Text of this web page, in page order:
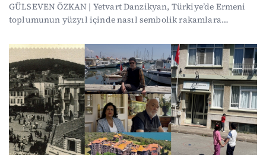
GÜLSEVEN ÖZKAN | Yetvart Danzikyan, Türkiye’de Ermeni
toplumunun yüzyıl içinde nasıl sembolik rakamlara
uzanan görünmez yasakları, milliyetçi nefret söylemini ve
Hrant Dink cinayetinin kapanmayan dosyasını anlattı.